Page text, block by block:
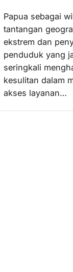
Papua sebagai
tantangan
ekstrem dan
penduduk yang
seringkali
kesulitan dalam
akses layanan…